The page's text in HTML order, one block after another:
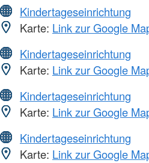
Kindertageseinrichtung
Karte: Link zur Google
Kindertageseinrichtung
Karte: Link zur Google
Kindertageseinrichtung
Karte: Link zur Google
Kindertageseinrichtung
Karte: Link zur Google